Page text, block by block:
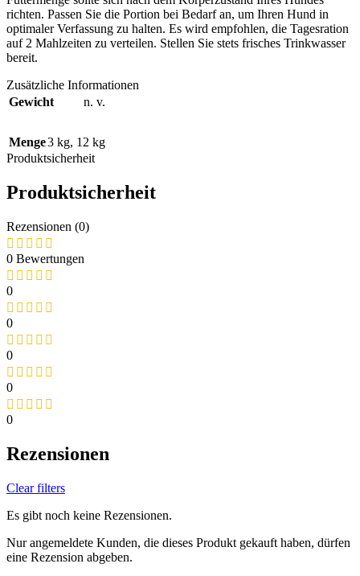
richten. Passen Sie die Portion bei Bedarf an, um Ihren Hund in
optimaler Verfassung zu halten. Es wird empfohlen, die Tagesration
auf 2 Mahlzeiten zu verteilen. Stellen Sie stets frisches Trinkwasser
bereit.
Zusätzliche Informationen
Gewicht
n. v.
Menge3 kg, 12 kg
Produktsicherheit
Produktsicherheit
Rezensionen (0)
0 Bewertungen
0
0
0
0
0
Rezensionen
Clear filters
Es gibt noch keine Rezensionen.
Nur angemeldete Kunden, die dieses Produkt gekauft haben, dürfen
eine Rezension abgeben.